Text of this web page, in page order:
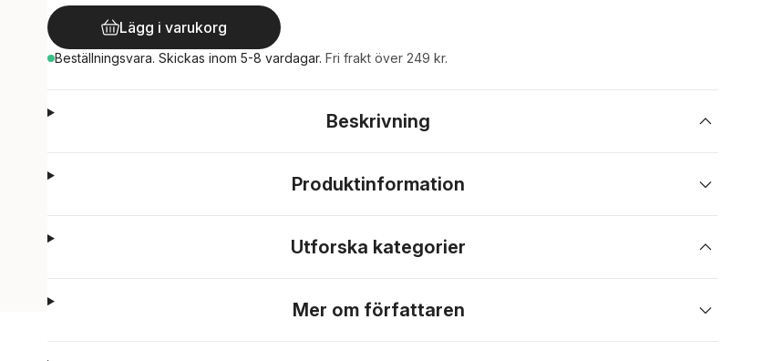
Lägg i varukorg
Beställningsvara. Skickas inom 5-8 vardagar. Fri frakt över 249 kr.
Beskrivning
Produktinformation
Utforska kategorier
Mer om författaren